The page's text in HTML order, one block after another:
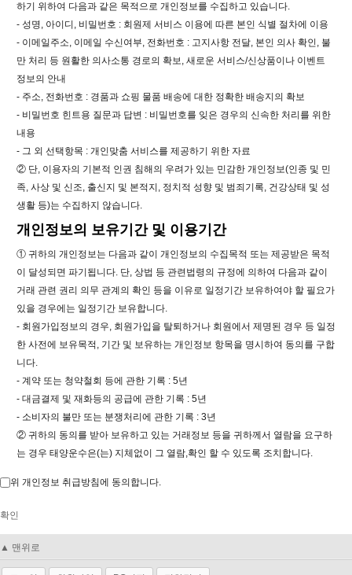
하기 위하여 다음과 같은 목적으로 개인정보를 수집하고 있습니다.
- 성명, 아이디, 비밀번호 : 회원제 서비스 이용에 따른 본인 식별 절차에 이용
- 이메일주소, 이메일 수신여부, 전화번호 : 고지사항 전달, 본인 의사 확인, 불
만 처리 등 원활한 의사소통 경로의 확보, 새로운 서비스/신상품이나 이벤트
정보의 안내
- 주소, 전화번호 : 경품과 쇼핑 물품 배송에 대한 정확한 배송지의 확보
- 비밀번호 힌트용 질문과 답변 : 비밀번호를 잊은 경우의 신속한 처리를 위한
내용
- 그 외 선택항목 : 개인맞춤 서비스를 제공하기 위한 자료
② 단, 이용자의 기본적 인권 침해의 우려가 있는 민감한 개인정보(인종 및 민
족, 사상 및 신조, 출신지 및 본적지, 정치적 성향 및 범죄기록, 건강상태 및 성
생활 등)는 수집하지 않습니다.
개인정보의 보유기간 및 이용기간
① 귀하의 개인정보는 다음과 같이 개인정보의 수집목적 또는 제공받은 목적
이 달성되면 파기됩니다. 단, 상법 등 관련법령의 규정에 의하여 다음과 같이
거래 관련 권리 의무 관계의 확인 등을 이유로 일정기간 보유하여야 할 필요가
있을 경우에는 일정기간 보유합니다.
- 회원가입정보의 경우, 회원가입을 탈퇴하거나 회원에서 제명된 경우 등 일정
한 사전에 보유목적, 기간 및 보유하는 개인정보 항목을 명시하여 동의를 구합
니다.
- 계약 또는 청약철회 등에 관한 기록 : 5년
- 대금결제 및 재화등의 공급에 관한 기록 : 5년
- 소비자의 불만 또는 분쟁처리에 관한 기록 : 3년
② 귀하의 동의를 받아 보유하고 있는 거래정보 등을 귀하께서 열람을 요구하
는 경우 태양운수은(는) 지체없이 그 열람,확인 할 수 있도록 조치합니다.
위 개인정보 취급방침에 동의합니다.
확인
▲ 맨위로